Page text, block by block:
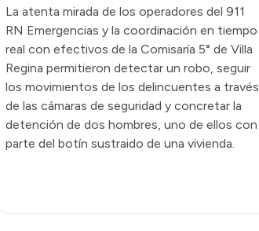
La atenta mirada de los operadores del 911
RN Emergencias y la coordinación en tiempo
real con efectivos de la Comisaría 5° de Villa
Regina permitieron detectar un robo, seguir
los movimientos de los delincuentes a través
de las cámaras de seguridad y concretar la
detención de dos hombres, uno de ellos con
parte del botín sustraido de una vivienda.